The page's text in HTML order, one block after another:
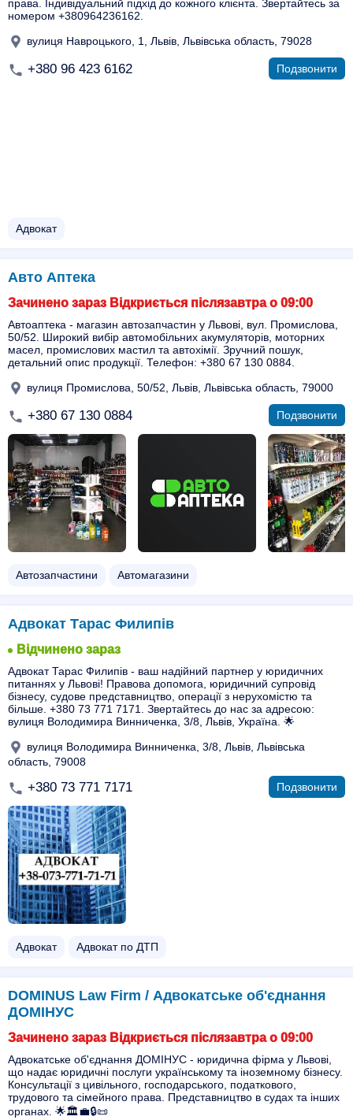
права. Індивідуальний підхід до кожного клієнта. Звертайтесь за
номером +380964236162.
вулиця Навроцького, 1, Львів, Львівська область, 79028
+380 96 423 6162 Подзвонити
Адвокат
Авто Аптека
Зачинено зараз Відкриється післязавтра о 09:00
Автоаптека - магазин автозапчастин у Львові, вул. Промислова,
50/52. Широкий вибір автомобільних акумуляторів, моторних
масел, промислових мастил та автохімії. Зручний пошук,
детальний опис продукції. Телефон: +380 67 130 0884.
вулиця Промислова, 50/52, Львів, Львівська область, 79000
+380 67 130 0884 Подзвонити
Автозапчастини Автомагазини
Адвокат Тарас Филипів
Відчинено зараз
Адвокат Тарас Филипів - ваш надійний партнер у юридичних
питаннях у Львові! Правова допомога, юридичний супровід
бізнесу, судове представництво, операції з нерухомістю та
більше. +380 73 771 7171. Звертайтесь до нас за адресою:
вулиця Володимира Винниченка, 3/8, Львів, Україна. 🌟
вулиця Володимира Винниченка, 3/8, Львів, Львівська
область, 79008
+380 73 771 7171 Подзвонити
Адвокат Адвокат по ДТП
DOMINUS Law Firm / Адвокатське об'єднання
ДОМІНУС
Зачинено зараз Відкриється післязавтра о 09:00
Адвокатське об'єднання ДОМІНУС - юридична фірма у Львові,
що надає юридичні послуги українському та іноземному бізнесу.
Консультації з цивільного, господарського, податкового,
трудового та сімейного права. Представництво в судах та інших
органах. 🌟🏛💼🔒📜